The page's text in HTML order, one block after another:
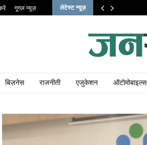
गूगल न्यूज़ लेटेस्ट न्यूज़
बिज़नेस राजनीती एजुकेशन ऑटोमोबाइल्स